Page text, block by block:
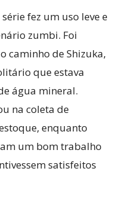
fez um uso leve e
zumbi. Foi
caminho de Shizuka,
que estava
água mineral.
na coleta de
enquanto
um bom trabalho
satisfeitos